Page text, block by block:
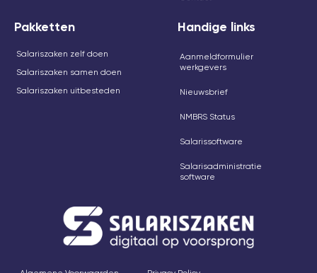
Pakketten
Salariszaken zelf doen
Salariszaken samen doen
Salariszaken uitbesteden
Handige links
Aanmeldformulier
werkgevers
Nieuwsbrief
NMBRS Status
Salarissoftware
Salarisadministratie
software